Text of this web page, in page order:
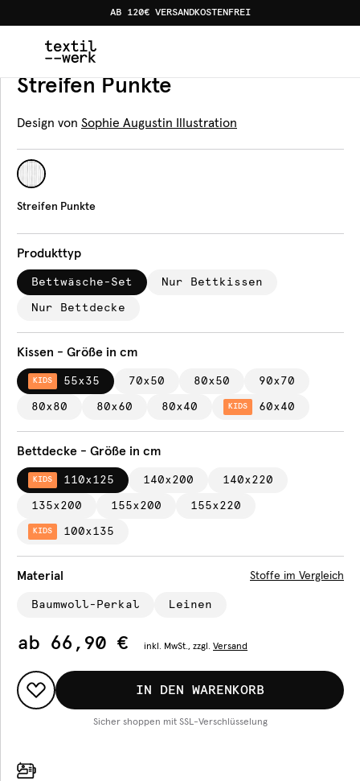
AB 120€ VERSANDKOSTENFREI
Produkte Bettwäsche Streifen Punkte
Bettwäsche
Streifen Punkte
Design von Sophie Augustin Illustration
Streifen Punkte
Produkttyp
Bettwäsche-Set Nur Bettkissen
Nur Bettdecke
Kissen - Größe in cm
KIDS 55x35 70x50 80x50 90x70
80x80 80x60 80x40 KIDS 60x40
Bettdecke - Größe in cm
KIDS 110x125 140x200 140x220
135x200 155x200 155x220
KIDS 100x135
Material Stoffe im Vergleich
Baumwoll-Perkal Leinen
ab 66,90 € inkl. MwSt., zzgl. Versand
IN DEN WARENKORB
Sicher shoppen mit SSL-Verschlüsselung